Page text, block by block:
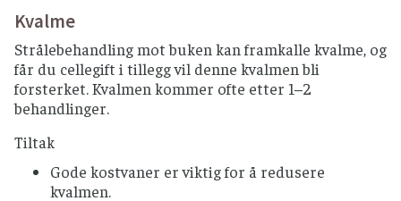
Kvalme
Strålebehandling mot buken kan framkalle kvalme, og
får du cellegift i tillegg vil denne kvalmen bli
forsterket. Kvalmen kommer ofte etter 1–2
behandlinger.
Tiltak
Gode kostvaner er viktig for å redusere
kvalmen.